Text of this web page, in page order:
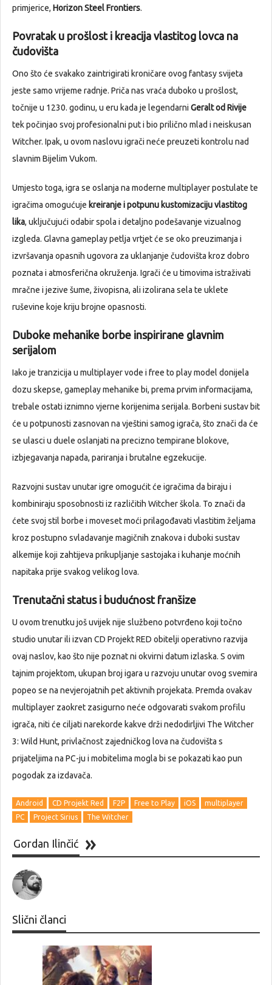
primjerice, Horizon Steel Frontiers.
Povratak u prošlost i kreacija vlastitog lovca na
čudovišta
Ono što će svakako zaintrigirati kroničare ovog fantasy svijeta
jeste samo vrijeme radnje. Priča nas vraća duboko u prošlost,
točnije u 1230. godinu, u eru kada je legendarni Geralt od Rivije
tek počinjao svoj profesionalni put i bio prilično mlad i neiskusan
Witcher. Ipak, u ovom naslovu igrači neće preuzeti kontrolu nad
slavnim Bijelim Vukom.
Umjesto toga, igra se oslanja na moderne multiplayer postulate te
igračima omogućuje kreiranje i potpunu kustomizaciju vlastitog
lika, uključujući odabir spola i detaljno podešavanje vizualnog
izgleda. Glavna gameplay petlja vrtjet će se oko preuzimanja i
izvršavanja opasnih ugovora za uklanjanje čudovišta kroz dobro
poznata i atmosferična okruženja. Igrači će u timovima istraživati
mračne i jezive šume, živopisna, ali izolirana sela te uklete
ruševine koje kriju brojne opasnosti.
Duboke mehanike borbe inspirirane glavnim
serijalom
Iako je tranzicija u multiplayer vode i free to play model donijela
dozu skepse, gameplay mehanike bi, prema prvim informacijama,
trebale ostati iznimno vjerne korijenima serijala. Borbeni sustav bit
će u potpunosti zasnovan na vještini samog igrača, što znači da će
se ulasci u duele oslanjati na precizno tempirane blokove,
izbjegavanja napada, pariranja i brutalne egzekucije.
Razvojni sustav unutar igre omogućit će igračima da biraju i
kombiniraju sposobnosti iz različitih Witcher škola. To znači da
ćete svoj stil borbe i moveset moći prilagođavati vlastitim željama
kroz postupno svladavanje magičnih znakova i duboki sustav
alkemije koji zahtijeva prikupljanje sastojaka i kuhanje moćnih
napitaka prije svakog velikog lova.
Trenutačni status i budućnost franšize
U ovom trenutku još uvijek nije službeno potvrđeno koji točno
studio unutar ili izvan CD Projekt RED obitelji operativno razvija
ovaj naslov, kao što nije poznat ni okvirni datum izlaska. S ovim
tajnim projektom, ukupan broj igara u razvoju unutar ovog svemira
popeo se na nevjerojatnih pet aktivnih projekata. Premda ovakav
multiplayer zaokret zasigurno neće odgovarati svakom profilu
igrača, niti će ciljati narekorde kakve drži nedodirljivi The Witcher
3: Wild Hunt, privlačnost zajedničkog lova na čudovišta s
prijateljima na PC-ju i mobitelima mogla bi se pokazati kao pun
pogodak za izdavača.
Android CD Projekt Red F2P Free to Play iOS
multiplayer
PC
Project Sirius The Witcher
Gordan Ilinčić
Slični članci